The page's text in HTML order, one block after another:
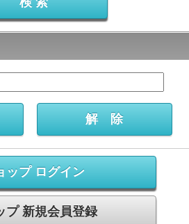
ップ ログイン
プ 新規会員登録